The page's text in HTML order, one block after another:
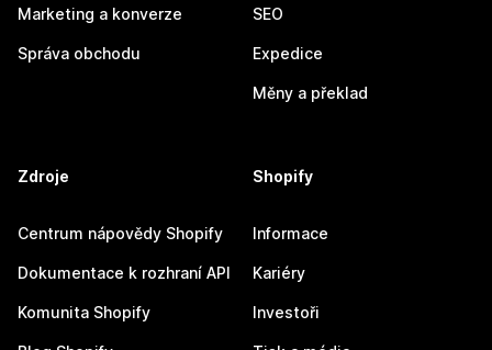
Marketing a konverze
Správa obchodu
SEO
Expedice
Měny a překlad
Zdroje
Centrum nápovědy Shopify
Dokumentace k rozhraní API
Komunita Shopify
Shopify
Informace
Kariéry
Investoři